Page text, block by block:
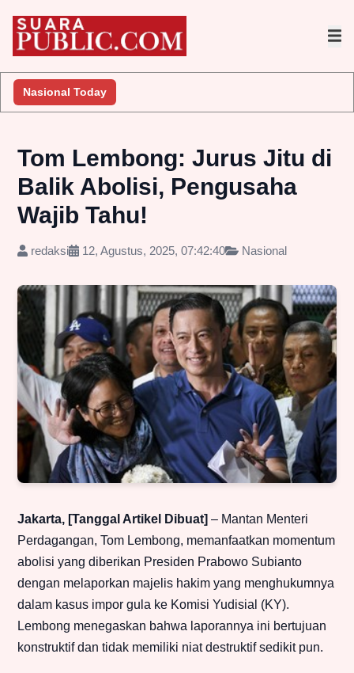
Nasional Today
Tom Lembong: Jurus Jitu di
Balik Abolisi, Pengusaha
Wajib Tahu!
redaksi 12, Agustus, 2025, 07:42:40 Nasional
Jakarta, [Tanggal Artikel Dibuat] – Mantan Menteri
Perdagangan, Tom Lembong, memanfaatkan momentum
abolisi yang diberikan Presiden Prabowo Subianto
dengan melaporkan majelis hakim yang menghukumnya
dalam kasus impor gula ke Komisi Yudisial (KY).
Lembong menegaskan bahwa laporannya ini bertujuan
konstruktif dan tidak memiliki niat destruktif sedikit pun.